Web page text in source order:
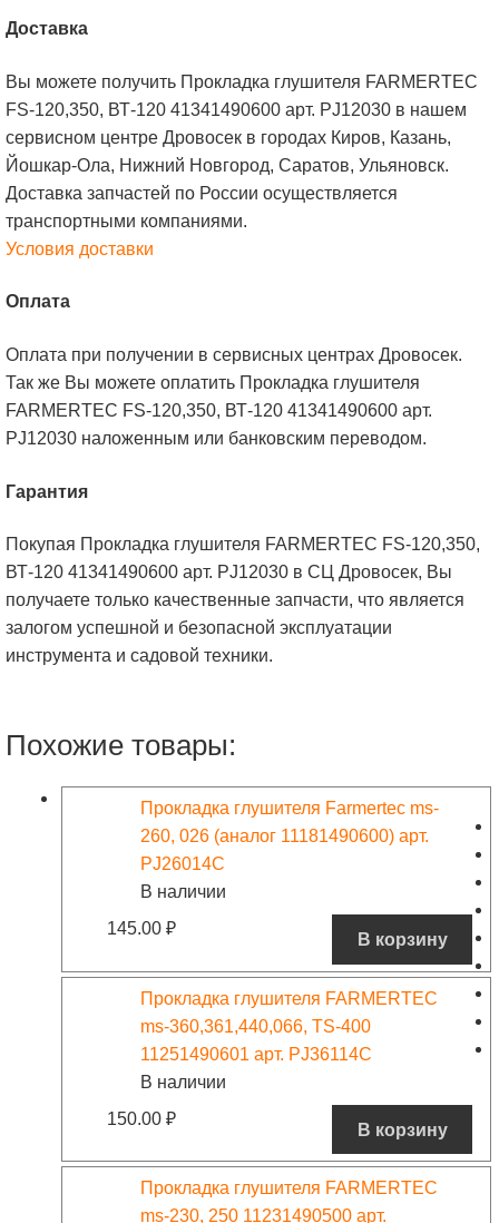
Доставка
Вы можете получить Прокладка глушителя FARMERTEC
FS-120,350, ВТ-120 41341490600 арт. PJ12030 в нашем
сервисном центре Дровосек в городах Киров, Казань,
Йошкар-Ола, Нижний Новгород, Саратов, Ульяновск.
Доставка запчастей по России осуществляется
транспортными компаниями.
Условия доставки
Оплата
Оплата при получении в сервисных центрах Дровосек.
Так же Вы можете оплатить Прокладка глушителя
FARMERTEC FS-120,350, ВТ-120 41341490600 арт.
PJ12030 наложенным или банковским переводом.
Гарантия
Покупая Прокладка глушителя FARMERTEC FS-120,350,
ВТ-120 41341490600 арт. PJ12030 в СЦ Дровосек, Вы
получаете только качественные запчасти, что является
залогом успешной и безопасной эксплуатации
инструмента и садовой техники.
Похожие товары:
Прокладка глушителя Farmertec ms-
260, 026 (аналог 11181490600) арт.
PJ26014C
В наличии
145.00 ₽
В корзину
Прокладка глушителя FARMERTEC
ms-360,361,440,066, TS-400
11251490601 арт. PJ36114C
В наличии
150.00 ₽
В корзину
Прокладка глушителя FARMERTEC
ms-230, 250 11231490500 арт.